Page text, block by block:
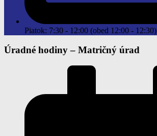
Piatok: 7:30 - 12:00 (obed 12:00 - 12:30)
Úradné hodiny – Matričný úrad